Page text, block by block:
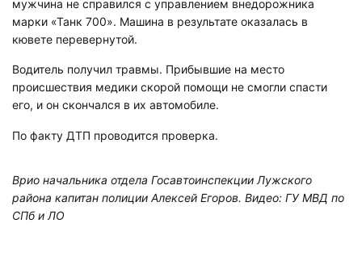
мужчина не справился с управлением внедорожника
марки «Танк 700». Машина в результате оказалась в
кювете перевернутой.
Водитель получил травмы. Прибывшие на место
происшествия медики скорой помощи не смогли спасти
его, и он скончался в их автомобиле.
По факту ДТП проводится проверка.
Врио начальника отдела Госавтоинспекции Лужского
района капитан полиции Алексей Егоров. Видео: ГУ МВД по
СПб и ЛО